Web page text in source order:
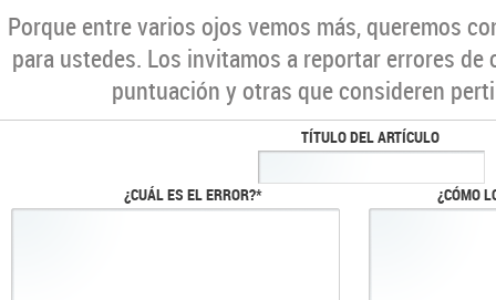
Porque entre varios ojos vemos más, queremos
para ustedes. Los invitamos a reportar errores
puntuación y otras que consideren
TÍTULO DEL ARTÍCULO
¿CUÁL ES EL ERROR?* ¿CÓMO